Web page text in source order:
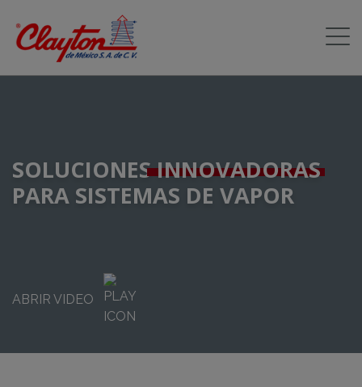
SOLUCIONESINNOVADORAS
PARA SISTEMAS DE VAPOR
ABRIR VIDEO